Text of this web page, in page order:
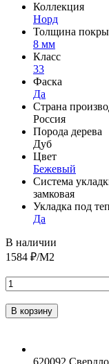
Коллекция
Норд
Толщина
8 мм
Класс
33
Фаска
Да
Страна
Россия
Порода дерева
Дуб
Цвет
Бежевый
Система
замковая
Укладка под
Да
В наличии
1584 ₽/М2